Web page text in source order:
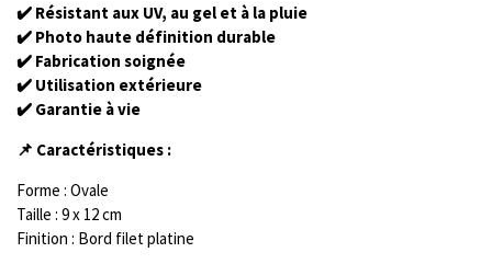
✔️ Résistant aux UV, au gel et à la pluie
✔️ Photo haute définition durable
✔️ Fabrication soignée
✔️ Utilisation extérieure
✔️ Garantie à vie
📌 Caractéristiques :
Forme : Ovale
Taille : 9 x 12 cm
Finition : Bord filet platine